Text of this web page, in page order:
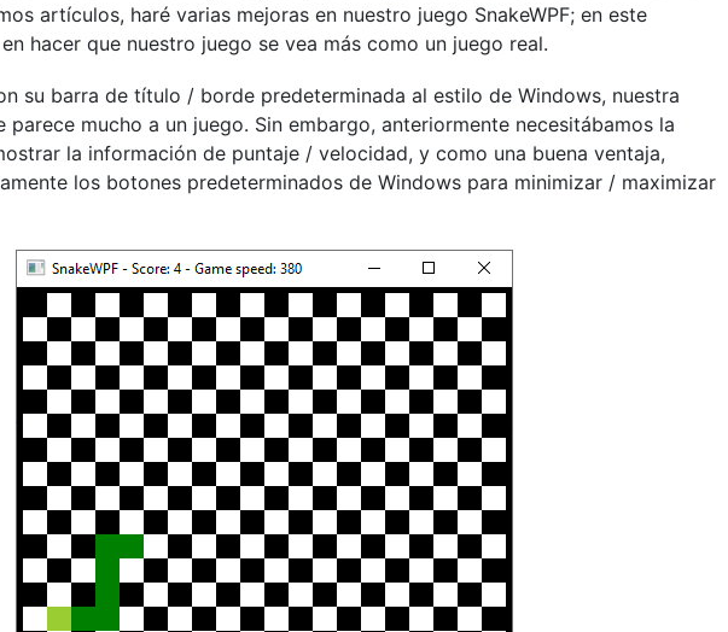
artículos, haré varias mejoras en nuestro juego SnakeWPF; en este
hacer que nuestro juego se vea más como un juego real.
su barra de título / borde predeterminada al estilo de Windows, nuestra
parece mucho a un juego. Sin embargo, anteriormente necesitábamos la
la información de puntaje / velocidad, y como una buena ventaja,
los botones predeterminados de Windows para minimizar / maximizar